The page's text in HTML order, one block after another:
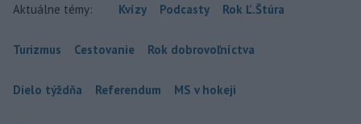
Aktuálne témy: Kvízy Podcasty Rok Ľ.Štúra
Turizmus Cestovanie Rok dobrovoľníctva
Dielo týždňa Referendum MS v hokeji